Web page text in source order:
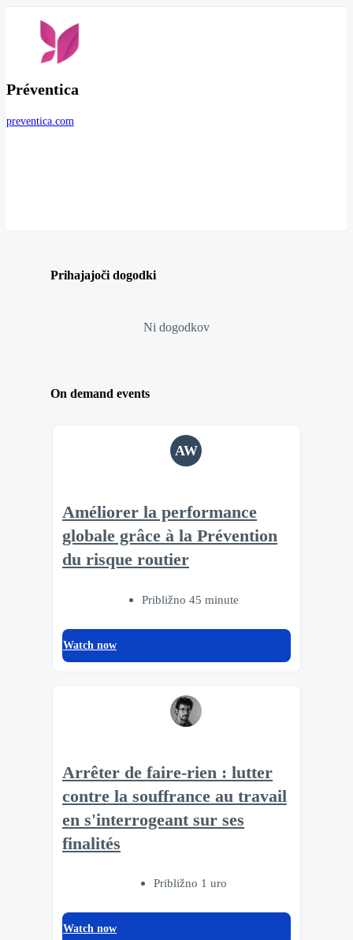
Préventica
preventica.com
Prihajajoči dogodki
Ni dogodkov
On demand events
AW
Améliorer la performance
globale grâce à la Prévention
du risque routier
Približno 45 minute
Watch now
Arrêter de faire-rien : lutter
contre la souffrance au travail
en s'interrogeant sur ses
finalités
Približno 1 uro
Watch now